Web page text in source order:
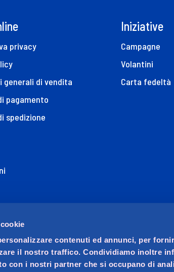
contenuti ed annunci, per
il nostro traffico. Condividiamo inoltre
con i nostri partner che si occupano di
privacy
generali di vendita
pagamento
spedizione
di Accessibilità
Iniziative
Campagne
Volantini
Carta fedeltà